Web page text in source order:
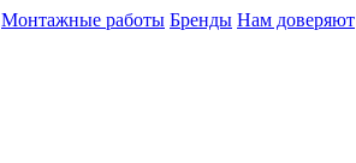
Монтажные работы Бренды Нам доверяют